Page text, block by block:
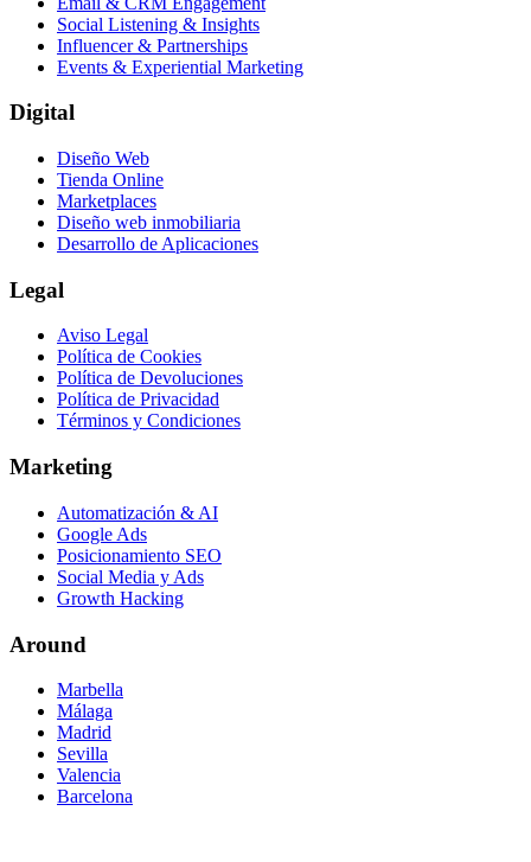
Social Listening & Insights
Influencer & Partnerships
Events & Experiential Marketing
Digital
Diseño Web
Tienda Online
Marketplaces
Diseño web inmobiliaria
Desarrollo de Aplicaciones
Legal
Aviso Legal
Política de Cookies
Política de Devoluciones
Política de Privacidad
Términos y Condiciones
Marketing
Automatización & AI
Google Ads
Posicionamiento SEO
Social Media y Ads
Growth Hacking
Around
Marbella
Málaga
Madrid
Sevilla
Valencia
Barcelona